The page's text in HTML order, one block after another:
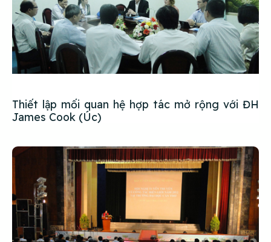
Thiết lập mối quan hệ hợp tác mở rộng với ĐH
James Cook (Úc)